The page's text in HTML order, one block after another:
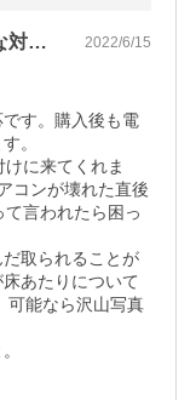
ここで購入をお勧めします。丁寧な対応で… 2022/6/15
す。購入後も電
。
に来てくれま
コンが壊れた直後
言われたら困っ
取られることが
あたりについて
可能なら沢山写真